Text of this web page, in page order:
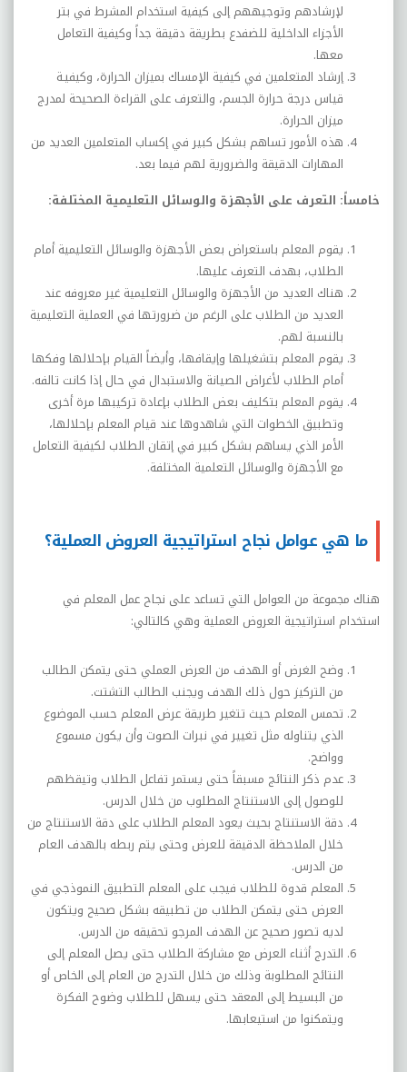
لإرشادهم وتوجيههم إلى كيفية استخدام المشرط في بتر
الأجزاء الداخلية للضفدع بطريقة دقيقة جداً وكيفية التعامل
معها.
إرشاد المتعلمين في كيفية الإمساك بميزان الحرارة، وكيفيـة
قياس درجة حرارة الجسم، والتعرف على القراءة الصحيحة لمدرج
ميزان الحرارة.
هذه الأمور تساهم بشكل كبير في إكساب المتعلمين العديد من
المهارات الدقيقة والضرورية لهم فيما بعد.
خامساً: التعرف على الأجهزة والوسائل التعليمية المختلفة:
يقوم المعلم باستعراض بعض الأجهزة والوسائل التعليمية أمام
الطلاب، بهدف التعرف عليها.
هناك العديد من الأجهزة والوسائل التعليمية غير معروفه عند
العديد من الطلاب على الرغم من ضرورتها في العملية التعليمية
بالنسبة لهم.
يقوم المعلم بتشغيلها وإيقافها، وأيضاً القيام بإحلالها وفكها
أمام الطلاب لأغراض الصيانة والاستبدال في حال إذا كانت تالفه.
يقوم المعلم بتكليف بعض الطلاب بإعادة تركيبها مرة أخرى
وتطبيق الخطوات التي شاهدوها عند قيام المعلم بإحلالها،
الأمر الذي يساهم بشكل كبير في إتقان الطلاب لكيفية التعامل
مع الأجهزة والوسائل التعلمية المختلفة.
ما هي عوامل نجاح استراتيجية العروض العملية؟
هناك مجموعة من العوامل التي تساعد على نجاح عمل المعلم في
استخدام استراتيجية العروض العملية وهي كالتالي:
وضح الغرض أو الهدف من العرض العملي حتى يتمكن الطالب
من التركيز حول ذلك الهدف ويجنب الطالب التشتت.
تحمس المعلم حيث تتغير طريقة عرض المعلم حسب الموضوع
الذي يتناوله مثل تغيير في نبرات الصوت وأن يكون مسموع
وواضح.
عدم ذكر النتائج مسبقاً حتى يستمر تفاعل الطلاب وتيقظهم
للوصول إلى الاستنتاج المطلوب من خلال الدرس.
دقة الاستنتاج بحيث يعود المعلم الطلاب على دقة الاستنتاج من
خلال الملاحظة الدقيقة للعرض وحتى يتم ربطه بالهدف العام
من الدرس.
المعلم قدوة للطلاب فيجب على المعلم التطبيق النموذجي في
العرض حتى يتمكن الطلاب من تطبيقه بشكل صحيح ويتكون
لديه تصور صحيح عن الهدف المرجو تحقيقه من الدرس.
التدرج أثناء العرض مع مشاركة الطلاب حتى يصل المعلم إلى
النتائج المطلوبة وذلك من خلال التدرج من العام إلى الخاص أو
من البسيط إلى المعقد حتى يسهل للطلاب وضوح الفكرة
ويتمكنوا من استيعابها.